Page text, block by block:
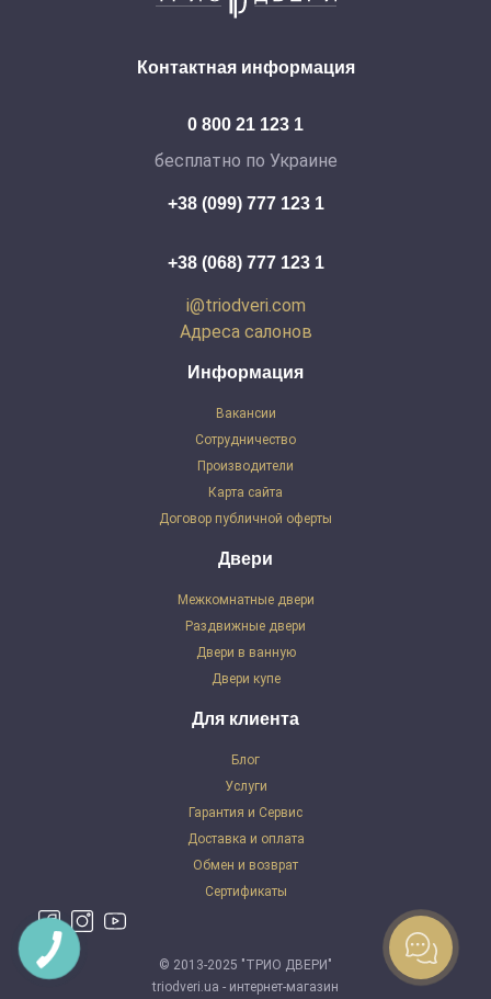
Информация
Вакансии
Сотрудничество
Производители
Карта сайта
Договор публичной оферты
Двери
Межкомнатные двери
Раздвижные двери
Двери в ванную
Двери купе
Для клиента
Блог
Услуги
Гарантия и Сервис
Доставка и оплата
Обмен и возврат
Сертификаты
Контактная информация
0 800 21 123 1
бесплатно по Украине
+38 (099) 777 123 1
+38 (068) 777 123 1
i@triodveri.com
Адреса салонов
© 2013-2025 "ТРИО ДВЕРИ"
triodveri.ua - интернет-магазин